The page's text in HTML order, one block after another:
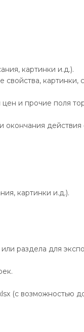
картинки и.д.).
и прочие поля
окончания
картинки и.д.).
раздела для
(с возможностью